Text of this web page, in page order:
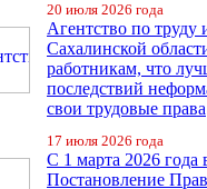
20 июля 2026 года
Агентство по труду
Сахалинской
работникам, что
последствий
свои трудовые права
17 июля 2026 года
С 1 марта 2026 года
Постановление